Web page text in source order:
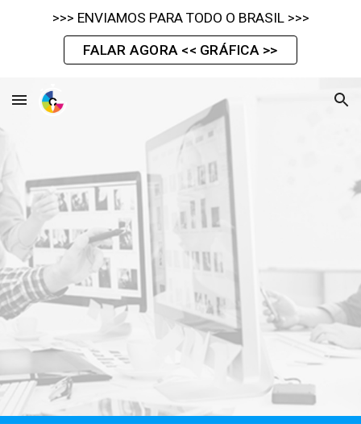
>>> ENVIAMOS PARA TODO O BRASIL >>>
FALAR AGORA << GRÁFICA >>